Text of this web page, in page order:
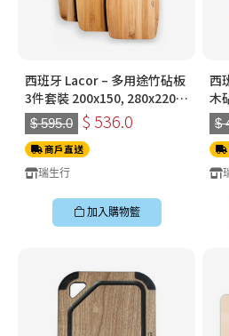
西班牙 Lacor – 多用途竹砧板
3件套裝 200x150, 280x220 ,
330x250mm
$ 595.0 $ 536.0
商戶直送
瑞生行
加入購物籃
西
木
$